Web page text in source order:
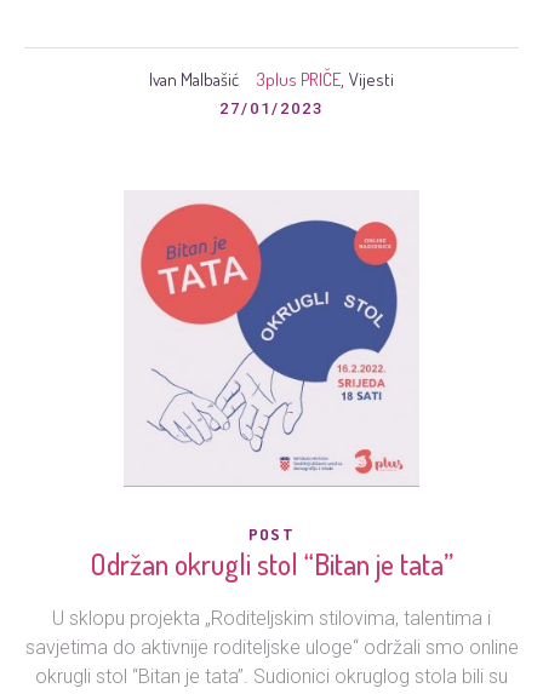
Ivan Malbašić 3plus PRIČE, Vijesti
27/01/2023
POST
Održan okrugli stol “Bitan je tata”
U sklopu projekta „Roditeljskim stilovima, talentima i
savjetima do aktivnije roditeljske uloge“ održali smo online
okrugli stol “Bitan je tata”. Sudionici okruglog stola bili su